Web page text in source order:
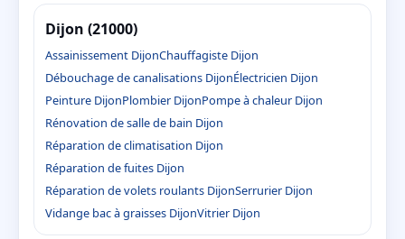
Dijon (21000)
Assainissement DijonChauffagiste Dijon
Débouchage de canalisations DijonÉlectricien Dijon
Peinture DijonPlombier DijonPompe à chaleur Dijon
Rénovation de salle de bain Dijon
Réparation de climatisation Dijon
Réparation de fuites Dijon
Réparation de volets roulants DijonSerrurier Dijon
Vidange bac à graisses DijonVitrier Dijon